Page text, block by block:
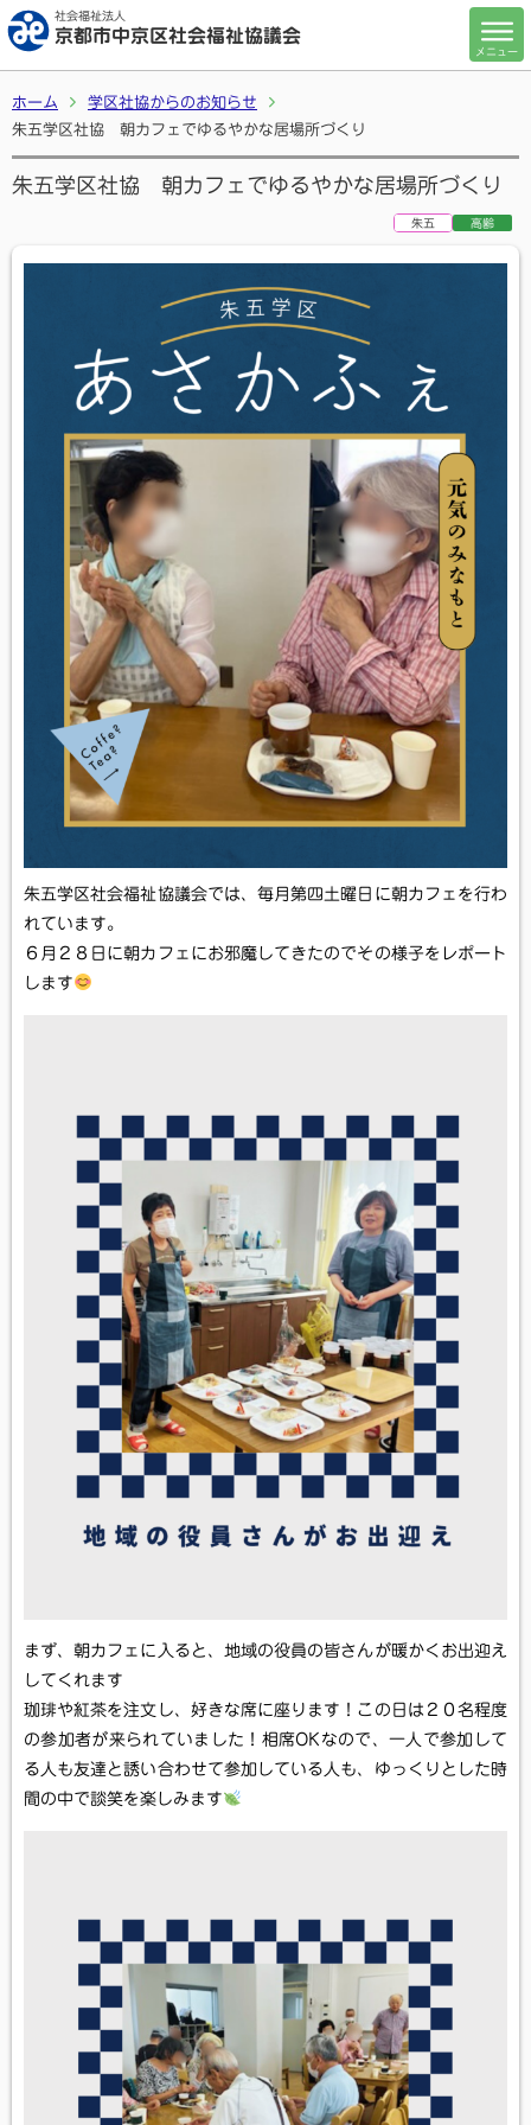
社会福祉法人
京都市中京区社会福祉協議会
メニュー
ホーム
学区社協からのお知らせ
朱五学区社協 朝カフェでゆるやかな居場所づくり
朱五学区社協 朝カフェでゆるやかな居場所づくり
朱五 高齢
朱五学区社会福祉協議会では、毎月第四土曜日に朝カフェを行わ
れています。
６月２８日に朝カフェにお邪魔してきたのでその様子をレポート
します
まず、朝カフェに入ると、地域の役員の皆さんが暖かくお出迎え
してくれます
珈琲や紅茶を注文し、好きな席に座ります！この日は２０名程度
の参加者が来られていました！相席OKなので、一人で参加して
る人も友達と誘い合わせて参加している人も、ゆっくりとした時
間の中で談笑を楽しみます